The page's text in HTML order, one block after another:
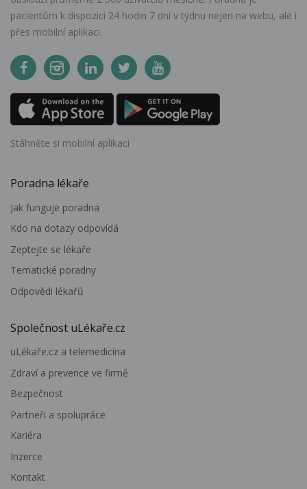
pacientům k dispozici 24 hodin 7 dní v týdnu nejen na webu, ale i
přes mobilní aplikaci.
Stáhněte si mobilní aplikaci
Poradna lékaře
Jak funguje poradna
Kdo na dotazy odpovídá
Zeptejte se lékaře
Tematické poradny
Odpovědi lékařů
Společnost uLékaře.cz
uLékaře.cz a telemedicína
Zdraví a prevence ve firmě
Bezpečnost
Partneři a spolupráce
Kariéra
Inzerce
Kontakt